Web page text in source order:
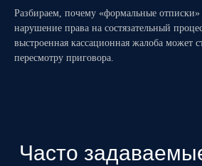
Разбираем, почему «формальные
нарушение права на состязательный
выстроенная кассационная жалоба может
пересмотру приговора.
Часто